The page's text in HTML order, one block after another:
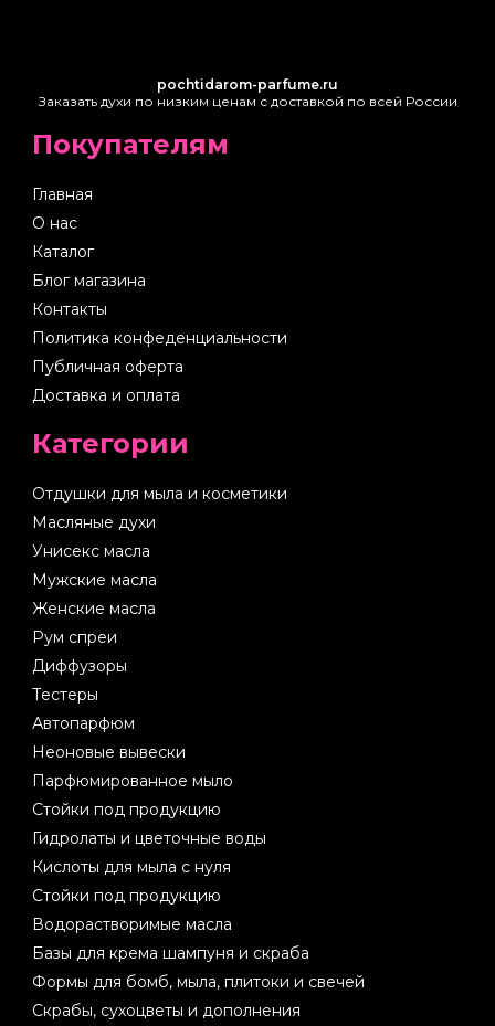
pochtidarom-parfume.ru
Заказать духи по низким ценам с доставкой по всей России
Покупателям
Главная
О нас
Каталог
Блог магазина
Контакты
Политика конфеденциальности
Публичная оферта
Доставка и оплата
Категории
Отдушки для мыла и косметики
Масляные духи
Унисекс масла
Мужские масла
Женские масла
Рум спреи
Диффузоры
Тестеры
Автопарфюм
Неоновые вывески
Парфюмированное мыло
Стойки под продукцию
Гидролаты и цветочные воды
Кислоты для мыла с нуля
Стойки под продукцию
Водорастворимые масла
Базы для крема шампуня и скраба
Формы для бомб, мыла, плитоки и свечей
Скрабы, сухоцветы и дополнения